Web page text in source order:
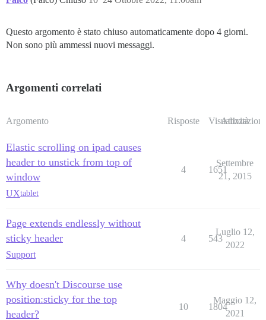
Questo argomento è stato chiuso automaticamente dopo 4 giorni.
Non sono più ammessi nuovi messaggi.
Argomenti correlati
Argomento Risposte Visualizzazioni
Attività
Elastic scrolling on ipad causes
header to unstick from top of
window
UXtablet
4 1651
Settembre
21, 2015
Page extends endlessly without
sticky header
Support
4 543
Luglio 12,
2022
Why doesn't Discourse use
position:sticky for the top
header?
10 1804
Maggio 12,
2021